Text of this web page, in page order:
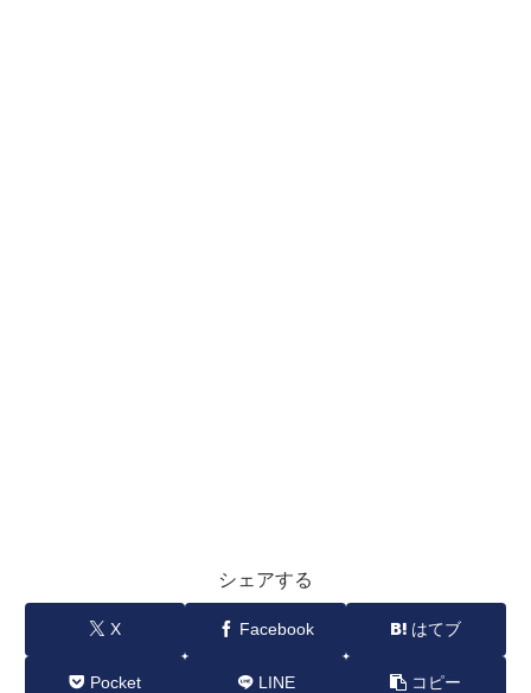
シェアする
X Facebook はてブ
Pocket LINE コピー